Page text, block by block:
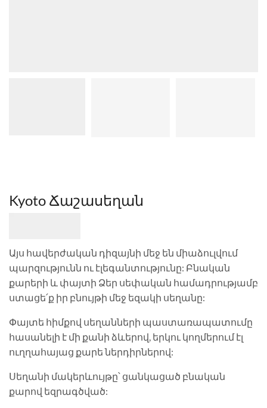
Kyoto Ճաշասեղան
Այս հավերժական դիզայնի մեջ են միաձուլվում
պարզությունն ու էլեգանտությունը: Բնական
քարերի և փայտի Ձեր սեփական համադրությամբ
ստացե՛ք իր բնույթի մեջ եզակի սեղանը:
Փայտե հիմքով սեղանների պաստառապատումը
հասանելի է մի քանի ձևերով, երկու կողմերում էլ
ուղղահայաց քարե ներդիրներով:
Սեղանի մակերևույթը՝ ցանկացած բնական
քարով եզրագծված: